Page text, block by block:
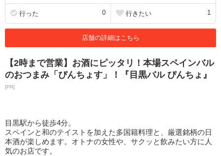
行った 0 行きたい 1
店舗の詳細はこちら
【2時まで営業】お酒にピッタリ！本場スペインバル
のおつまみ「ぴんちょす」！『目黒バル ぴんちょ』
[PR]
目黒駅から徒歩4分。
スペインと和のテイストを加えた多国籍料理と、厳選銘柄の日
本酒が楽しめます。オトナの女性や、サクッと飲みたい方に人
気のお店です。